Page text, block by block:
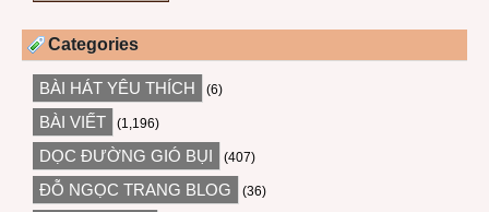
Categories
BÀI HÁT YÊU THÍCH (6)
BÀI VIẾT (1,196)
DỌC ĐƯỜNG GIÓ BỤI (407)
ĐỖ NGỌC TRANG BLOG (36)